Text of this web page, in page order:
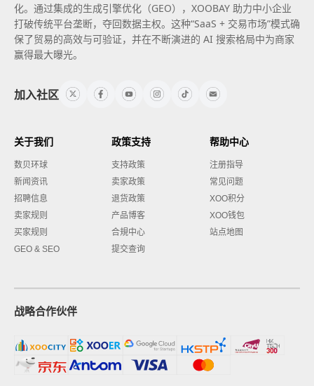
化。通过集成的生成引擎优化（GEO），XOOBAY 助力中小企业
打破传统平台垄断，夺回数据主权。这种“SaaS + 交易市场”模式确
保了贸易的高效与可验证，并在不断演进的 AI 搜索格局中为商家
赢得最大曝光。
加入社区
关于我们
数贝环球
新闻资讯
招聘信息
卖家规则
买家规则
GEO & SEO
政策支持
支持政策
卖家政策
退货政策
产品博客
合規中心
提交查询
帮助中心
注册指导
常见问题
XOO积分
XOO钱包
站点地图
战略合作伙伴